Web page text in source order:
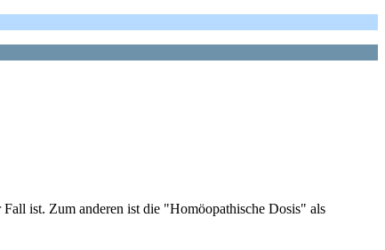
ist. Zum anderen ist die "Homöopathische Dosis" als